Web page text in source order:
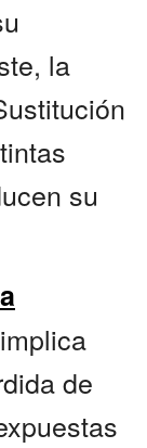
la
su
de